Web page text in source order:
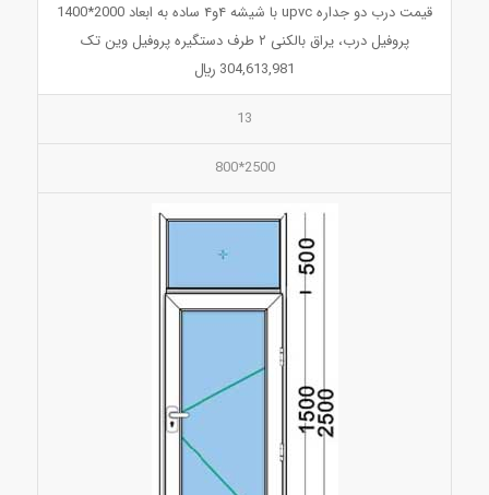
قیمت درب دو جداره upvc با شیشه ۴و۴ ساده به ابعاد 2000*1400
پروفیل درب، یراق بالکنی ۲ طرف دستگیره پروفیل وین تک
304,613,981 ريال
13
2500*800